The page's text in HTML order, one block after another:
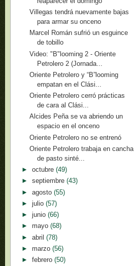
Villegas tendrá nuevamente bajas
para armar su onceno
Marcel Román sufrió un esguince
de tobillo
Video: "B"looming 2 - Oriente
Petrolero 2 (Jornada...
Oriente Petrolero y “B”looming
empatan en el Clási...
Oriente Petrolero cerró prácticas
de cara al Clási...
Alcides Peña se va abriendo un
espacio en el onceno
Oriente Petrolero no se entrenó
Oriente Petrolero trabaja en cancha
de pasto sinté...
► octubre (49)
► septiembre (43)
► agosto (55)
► julio (57)
► junio (66)
► mayo (68)
► abril (78)
► marzo (56)
► febrero (50)